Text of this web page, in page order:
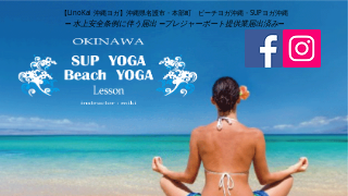
​【LinoKai 沖縄ヨガ】沖縄県名護市・本部町 ビーチヨガ沖縄・SUPヨガ沖縄
➖ 水上安全条例に伴う届出 ➖​プレジャーボート提供業届出済み➖